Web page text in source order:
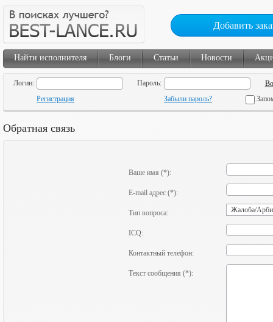
Добавить
Найти исполнителя Блоги Статьи Новости
Логин:
Пароль:
Регистрация
Забыли пароль?
Обратная связь
Ваше имя (*):
E-mail адрес (*):
Тип вопроса:
ICQ:
Контактный телефон:
Текст сообщения (*):